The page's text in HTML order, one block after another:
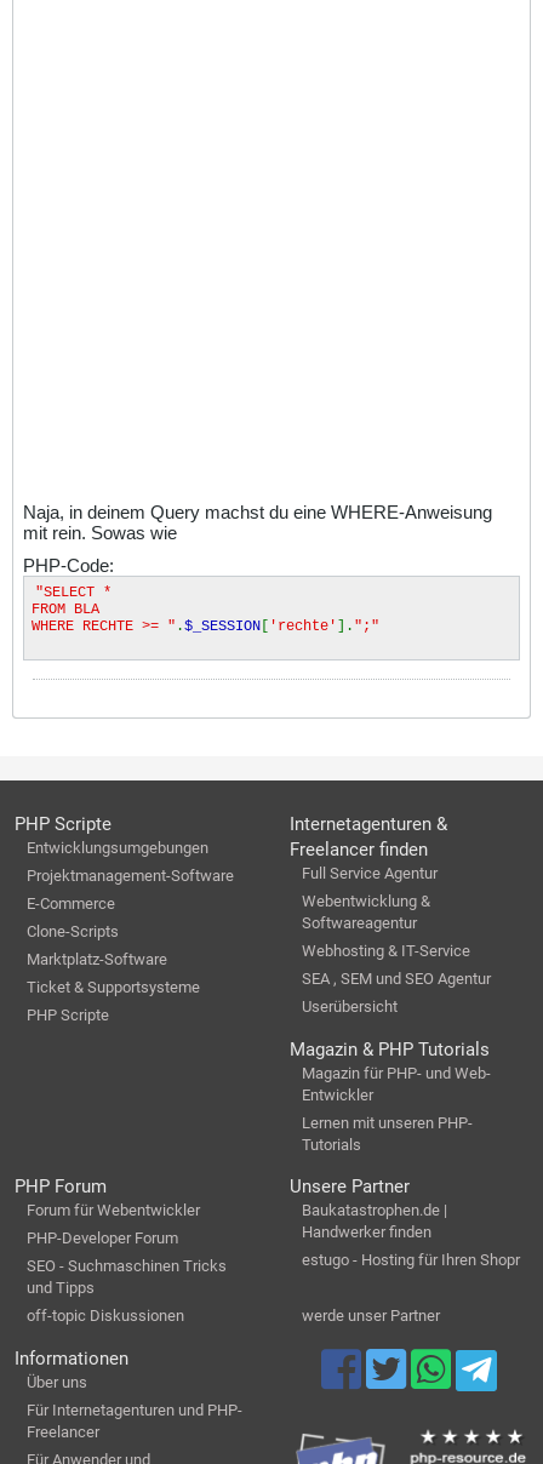
Naja, in deinem Query machst du eine WHERE-Anweisung
mit rein. Sowas wie
PHP-Code:
"SELECT *
FROM BLA
WHERE RECHTE >= " .$_SESSION [ 'rechte' ]. ";"
PHP Scripte
Entwicklungsumgebungen
Projektmanagement-Software
E-Commerce
Clone-Scripts
Marktplatz-Software
Ticket & Supportsysteme
PHP Scripte
Internetagenturen &
Freelancer finden
Full Service Agentur
Webentwicklung &
Softwareagentur
Webhosting & IT-Service
SEA , SEM und SEO Agentur
Userübersicht
Magazin & PHP Tutorials
Magazin für PHP- und Web-
Entwickler
Lernen mit unseren PHP-
Tutorials
PHP Forum
Forum für Webentwickler
PHP-Developer Forum
SEO - Suchmaschinen Tricks
und Tipps
off-topic Diskussionen
Unsere Partner
Baukatastrophen.de |
Handwerker finden
estugo - Hosting für Ihren Shopr
werde unser Partner
Informationen
Über uns
Für Internetagenturen und PHP-
Freelancer
Für Anwender und